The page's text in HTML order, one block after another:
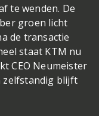
te wenden. De
groen licht
de transactie
staat KTM nu
CEO Neumeister
zelfstandig blijft